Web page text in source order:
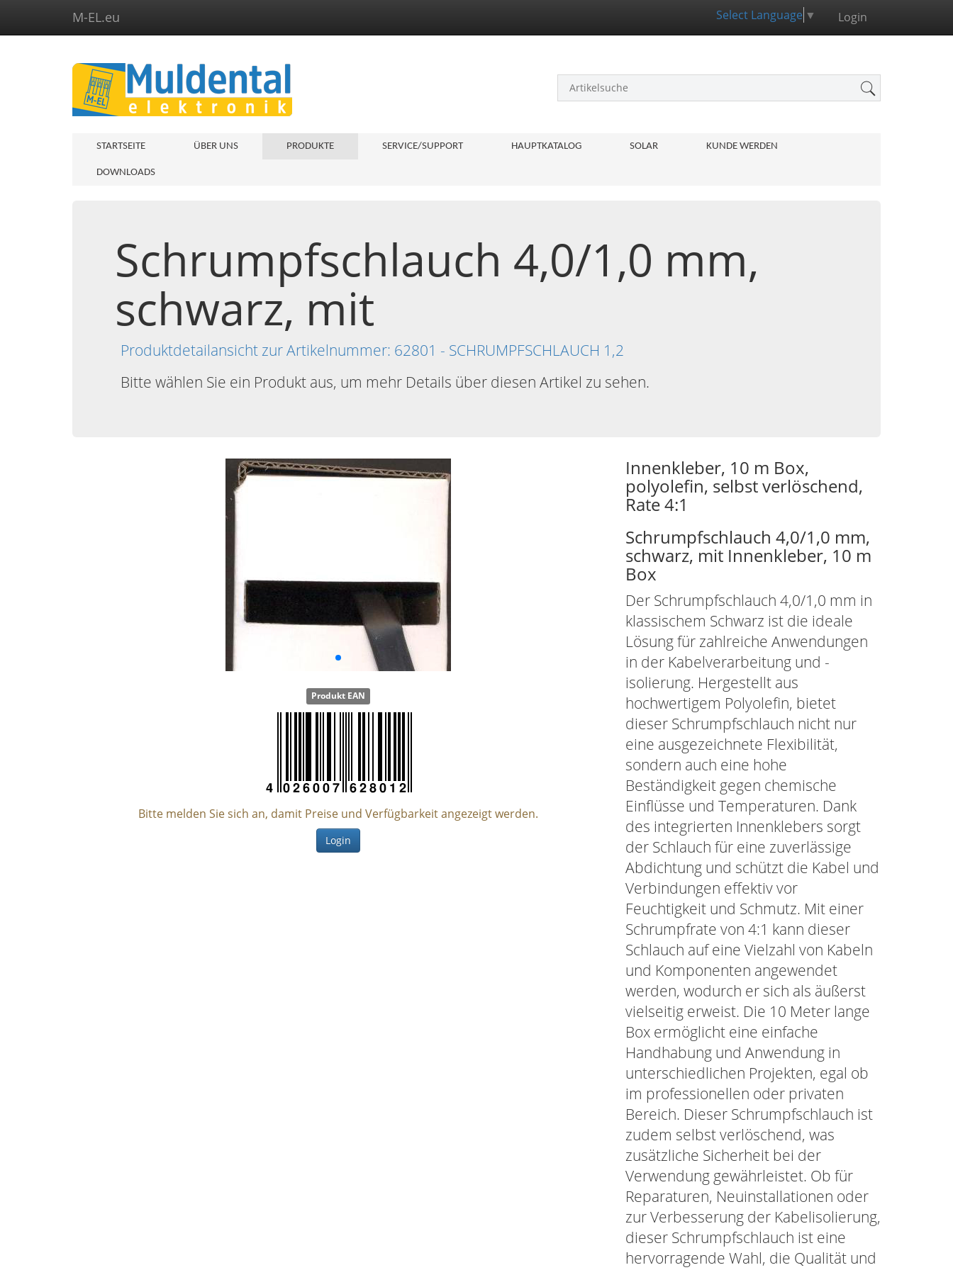
M-EL.eu Select Language ▼ Login
STARTSEITE ÜBER UNS PRODUKTE SERVICE/SUPPORT HAUPTKATALOG SOLAR KUNDE WERDEN
DOWNLOADS
Schrumpfschlauch 4,0/1,0 mm,
schwarz, mit
Produktdetailansicht zur Artikelnummer: 62801 - SCHRUMPFSCHLAUCH 1,2
Bitte wählen Sie ein Produkt aus, um mehr Details über diesen Artikel zu sehen.
Produkt EAN
Bitte melden Sie sich an, damit Preise und Verfügbarkeit angezeigt werden.
Login
Innenkleber, 10 m Box,
polyolefin, selbst verlöschend,
Rate 4:1
Schrumpfschlauch 4,0/1,0 mm,
schwarz, mit Innenkleber, 10 m
Box
Der Schrumpfschlauch 4,0/1,0 mm in
klassischem Schwarz ist die ideale
Lösung für zahlreiche Anwendungen
in der Kabelverarbeitung und -
isolierung. Hergestellt aus
hochwertigem Polyolefin, bietet
dieser Schrumpfschlauch nicht nur
eine ausgezeichnete Flexibilität,
sondern auch eine hohe
Beständigkeit gegen chemische
Einflüsse und Temperaturen. Dank
des integrierten Innenklebers sorgt
der Schlauch für eine zuverlässige
Abdichtung und schützt die Kabel und
Verbindungen effektiv vor
Feuchtigkeit und Schmutz. Mit einer
Schrumpfrate von 4:1 kann dieser
Schlauch auf eine Vielzahl von Kabeln
und Komponenten angewendet
werden, wodurch er sich als äußerst
vielseitig erweist. Die 10 Meter lange
Box ermöglicht eine einfache
Handhabung und Anwendung in
unterschiedlichen Projekten, egal ob
im professionellen oder privaten
Bereich. Dieser Schrumpfschlauch ist
zudem selbst verlöschend, was
zusätzliche Sicherheit bei der
Verwendung gewährleistet. Ob für
Reparaturen, Neuinstallationen oder
zur Verbesserung der Kabelisolierung,
dieser Schrumpfschlauch ist eine
hervorragende Wahl, die Qualität und